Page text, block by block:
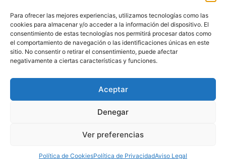
Para ofrecer las mejores experiencias, utilizamos tecnologías como las
cookies para almacenar y/o acceder a la información del dispositivo. El
consentimiento de estas tecnologías nos permitirá procesar datos como
el comportamiento de navegación o las identificaciones únicas en este
sitio. No consentir o retirar el consentimiento, puede afectar
negativamente a ciertas características y funciones.
Aceptar
Denegar
Ver preferencias
Política de CookiesPolítica de PrivacidadAviso Legal
© 2026 Entorrente.Com | Negocios En Torrente |
Cookies